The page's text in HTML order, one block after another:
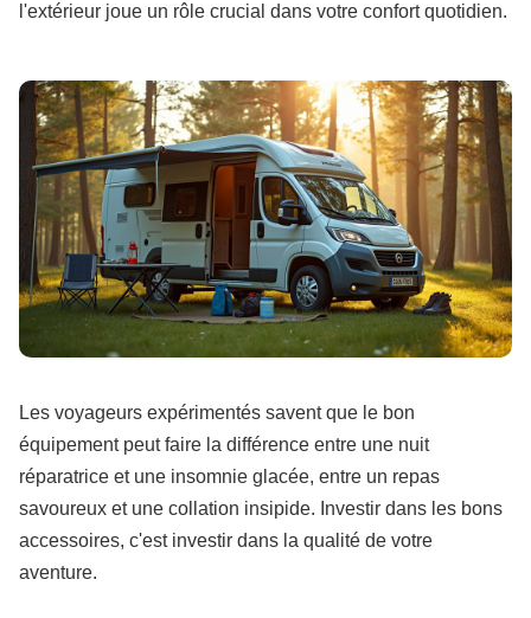
l'extérieur joue un rôle crucial dans votre confort quotidien.
Les voyageurs expérimentés savent que le bon
équipement peut faire la différence entre une nuit
réparatrice et une insomnie glacée, entre un repas
savoureux et une collation insipide. Investir dans les bons
accessoires, c'est investir dans la qualité de votre
aventure.